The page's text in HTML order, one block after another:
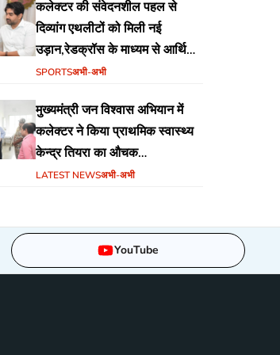
कलेक्टर की संवेदनशील पहल से
दिव्यांग एथलीटों को मिली नई
उड़ान,रेडक्रॉस के माध्यम से आर्थिक
सहायता व खेल सामग्री उपलब्ध,
SPORTSअभी-अभी
मुख्यमंत्री जन विश्वास अभियान में
कलेक्टर ने किया प्राथमिक स्वास्थ्य
केन्द्र तियरा का औचक
निरीक्षण,समयबद्ध एवं गुणवत्तापूर्ण
LATEST NEWSअभी-अभी
YouTube